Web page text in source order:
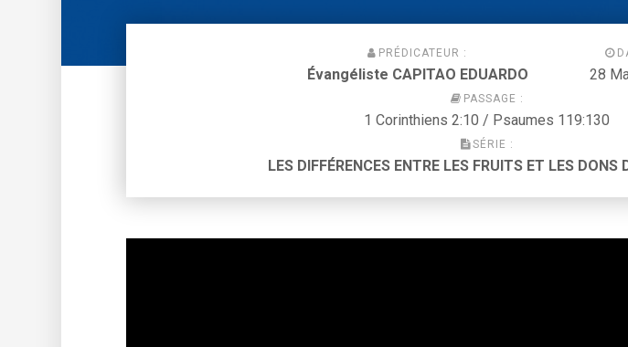
PRÉDICATEUR :
Évangéliste CAPITAO EDUARDO 28
PASSAGE :
1 Corinthiens 2:10 / Psaumes 119:130
SÉRIE :
LES DIFFÉRENCES ENTRE LES FRUITS ET LES DONS